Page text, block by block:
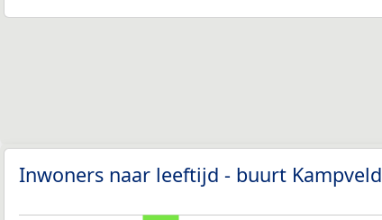
Inwoners naar leeftijd - buurt Kampveld